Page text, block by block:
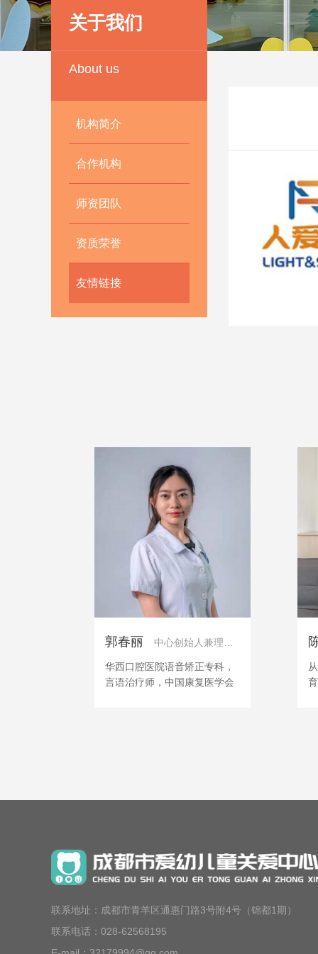
关于我们
About us
机构简介
合作机构
师资团队
资质荣誉
友情链接
郭春丽 中心创始人兼理事长
华西口腔医院语音矫正专科，
言语治疗师，中国康复医学会
联系地址：成都市青羊区通惠门路3号附4号（锦都1期）
联系电话：028-62568195